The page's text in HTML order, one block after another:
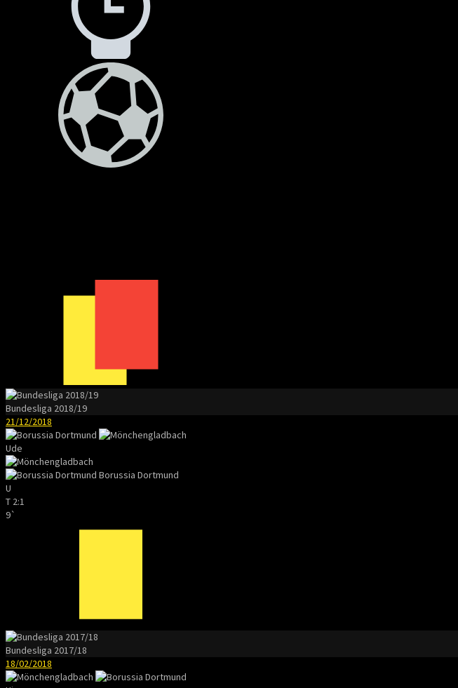
Bundesliga 2018/19
21/12/2018
Ude
Borussia Dortmund
U
T 2:1
9`
Bundesliga 2017/18
18/02/2018